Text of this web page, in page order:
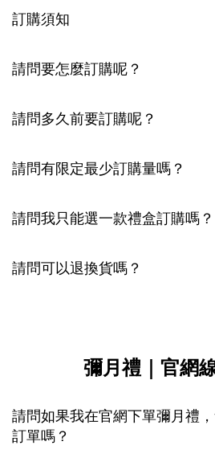
訂購須知
請問要怎麼訂購呢？
請問多久前要訂購呢？
請問有限定最少訂購量嗎？
請問我只能選一款禮盒訂購嗎？
請問可以退換貨嗎？
彌月禮｜官網
請問如果我在官網下單彌月禮
訂單嗎？